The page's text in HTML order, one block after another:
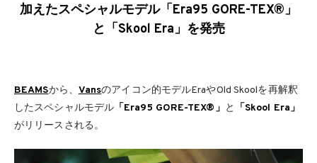
加えたスペシャルモデル「Era95 GORE-TEX®」
と「Skool Era」を発売
BEAMSから、 Vansのアイコン的モデルEraやOld Skoolを再解釈
したスペシャルモデル 「Era95 GORE-TEX®」 と
「Skool Era」
がリリースされる。